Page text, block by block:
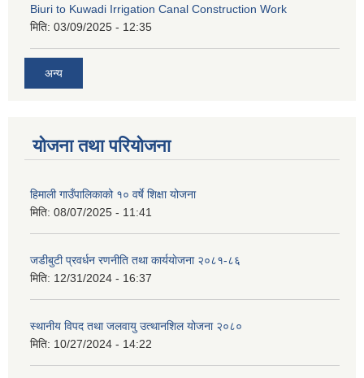
Biuri to Kuwadi Irrigation Canal Construction Work
मिति: 03/09/2025 - 12:35
अन्य
योजना तथा परियोजना
हिमाली गाउँपालिकाको १० वर्षे शिक्षा योजना
मिति: 08/07/2025 - 11:41
जडीबुटी प्रवर्धन रणनीति तथा कार्ययाेजना २०८१-८६
मिति: 12/31/2024 - 16:37
स्थानीय विपद तथा जलवायु उत्थानशिल योजना २०८०
मिति: 10/27/2024 - 14:22